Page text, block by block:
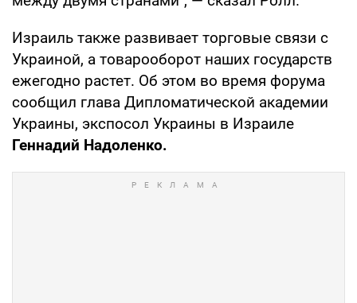
Израиль также развивает торговые связи с
Украиной, а товарооборот наших государств
ежегодно растет. Об этом во время форума
сообщил глава Дипломатической академии
Украины, экспосол Украины в Израиле
Геннадий Надоленко.